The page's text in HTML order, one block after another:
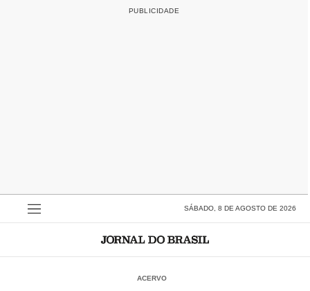
SÁBADO, 8 DE AGOSTO DE 2026
ACERVO